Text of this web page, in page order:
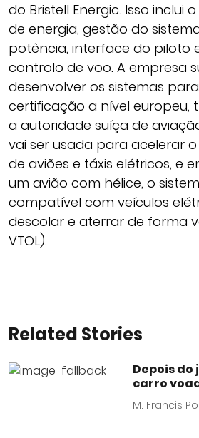
do Bristell Energic. Isso inclui
de energia, gestão do
potência, interface do piloto
controlo de voo. A empresa
desenvolver os sistemas
certificação a nível europeu,
a autoridade suíça de
vai ser usada para acelerar
de aviões e táxis elétricos, e
um avião com hélice, o
compatível com veículos
descolar e aterrar de forma
VTOL).
Related Stories
Depois do
carro
M. Francis